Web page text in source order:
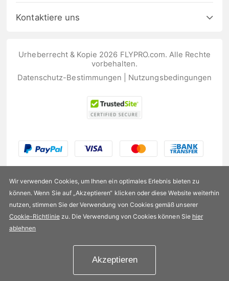
US$166,99
In den Einkaufswagen
Kontaktiere uns
Urheberrecht & Kopie 2026 FLYPRO.com. Alle Rechte
vorbehalten.
Datenschutz-Bestimmungen
Nutzungsbedingungen
Wir verwenden Cookies, um Ihnen ein optimales Erlebnis bieten zu
können. Wenn Sie auf „Akzeptieren“ klicken oder diese Website weiterhin
nutzen, stimmen Sie der Verwendung von Cookies gemäß unserer
Cookie-Richtliniezu. Die Verwendung von Cookies können Sie hier
ablehnen
Akzeptieren